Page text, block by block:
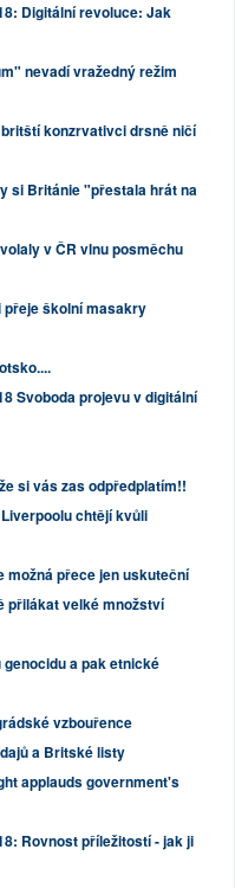
Digitální revoluce: Jak
nevadí vražedný režim
konzrvativci drsně ničí
si Británie "přestala hrát na
v ČR vlnu posměchu
školní masakry
Svoboda projevu v digitální
si vás zas odpředplatím!!
chtějí kvůli
možná přece jen uskuteční
přilákat velké množství
a pak etnické
vzbouřence
a Britské listy
applauds government's
Rovnost příležitostí - jak ji